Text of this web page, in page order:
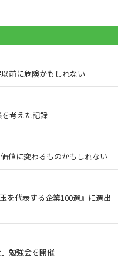
前に危険かもしれない
考えた記録
値に変わるものかもしれない
を代表する企業100選』に選出
勉強会を開催